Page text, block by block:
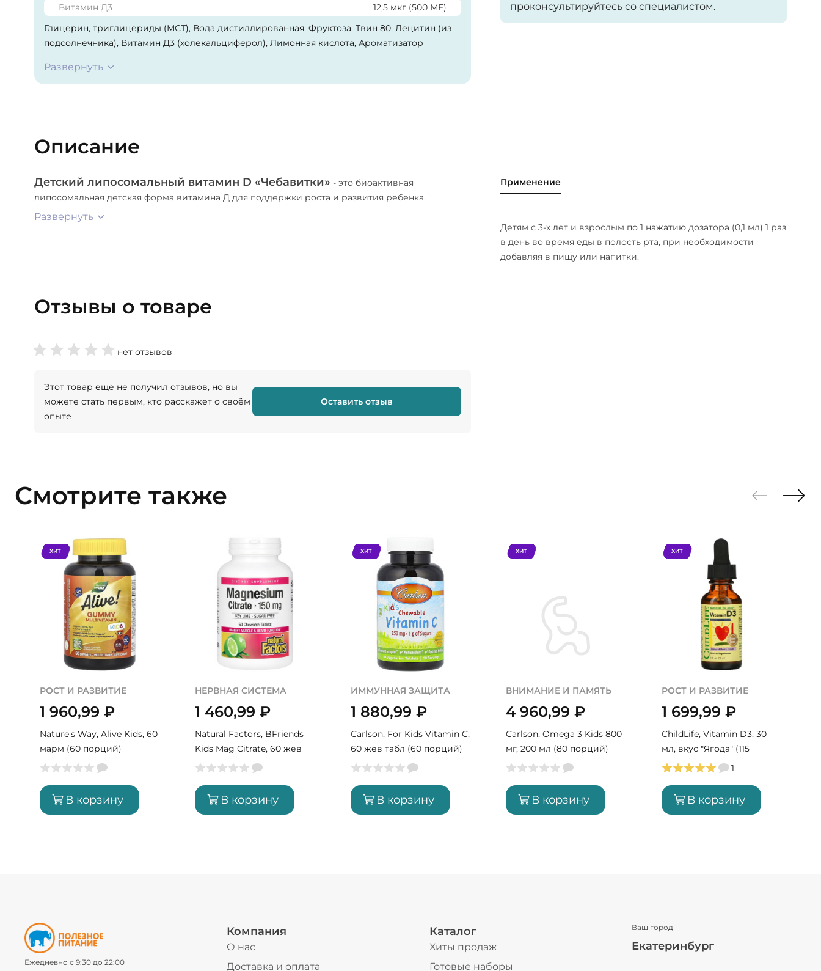
проконсультируйтесь со специалистом.
Витамин Д3
12,5 мкг (500 МЕ)
Глицерин, триглицериды (МСТ), Вода дистиллированная, Фруктоза, Твин 80, Лецитин (из
подсолнечника), Витамин Д3 (холекальциферол), Лимонная кислота, Ароматизатор
Развернуть
Описание
Детский липосомальный витамин D «Чебавитки» - это биоактивная
липосомальная детская форма витамина Д для поддержки роста и развития ребенка.
Развернуть
Применение
Детям с 3-х лет и взрослым по 1 нажатию дозатора (0,1 мл) 1 раз
в день во время еды в полость рта, при необходимости
добавляя в пищу или напитки.
Отзывы о товаре
нет отзывов
Этот товар ещё не получил отзывов, но вы
можете стать первым, кто расскажет о своём
опыте
Оставить отзыв
Смотрите также
ХИТ
РОСТ И РАЗВИТИЕ
1 960,99 ₽
Nature's Way, Alive Kids, 60
марм (60 порций)
В корзину
НЕРВНАЯ СИСТЕМА
1 460,99₽
Natural Factors, BFriends
Kids Mag Citrate, 60 жев
табл (60 порций)
В корзину
ХИТ
ИММУННАЯ ЗАЩИТА
1 880,99 ₽
Carlson, For Kids Vitamin C,
60 жев табл (60 порций)
В корзину
ХИТ
ВНИМАНИЕ И ПАМЯТЬ
4 960,99₽
Carlson, Omega 3 Kids 800
мг, 200 мл (80 порций)
В корзину
ХИТ
РОСТ И РАЗВИТИЕ
1 699,99 ₽
ChildLife, Vitamin D3, 30
мл, вкус "Ягода" (115
порций)
1
В корзину
Ежедневно с 9:30 до 22:00
Компания
О нас
Доставка и оплата
Каталог
Хиты продаж
Готовые наборы
Ваш город
Екатеринбург